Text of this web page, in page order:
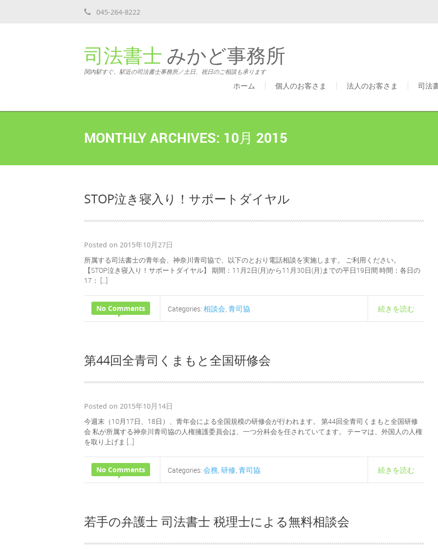
045-264-8222
司法書士 みかど事務所
関内駅すぐ、駅近の司法書士事務所／土日、祝日のご相談も承ります
ホーム 個人のお客さま 法人のお客さま 司法
MONTHLY ARCHIVES: 10月 2015
STOP泣き寝入り！サポートダイヤル
Posted on 2015年10月27日
所属する司法書士の青年会、神奈川青司協で、以下のとおり電話相談を実施します。 ご利用ください。
【STOP泣き寝入り！サポートダイヤル】 期間：11月2日(月)から11月30日(月)までの平日19日間 時間：各日の
17： […]
No Comments 続きを読む
Categories: 相談会, 青司協
第44回全青司くまもと全国研修会
Posted on 2015年10月14日
今週末（10月17日、18日）、青年会による全国規模の研修会が行われます。 第44回全青司くまもと全国研修
会 私が所属する神奈川青司協の人権擁護委員会は、一つ分科会を任されていてます。 テーマは、外国人の人権
を取り上げま […]
No Comments 続きを読む
Categories: 会務, 研修, 青司協
若手の弁護士 司法書士 税理士による無料相談会